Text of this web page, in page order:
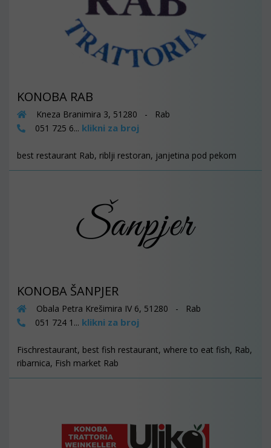
KONOBA RAB
Kneza Branimira 3, 51280 - Rab
051 725 6... klikni za broj
best restaurant Rab, riblji restoran, janjetina pod pekom
KONOBA ŠANPJER
Obala Petra Krešimira IV 6, 51280 - Rab
051 724 1... klikni za broj
Fischrestaurant, best fish restaurant, where to eat fish, Rab,
ribarnica, Fish market Rab